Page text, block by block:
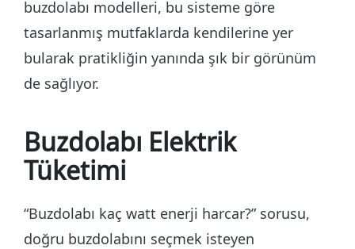
buzdolabı modelleri, bu sisteme göre
tasarlanmış mutfaklarda kendilerine yer
bularak pratikliğin yanında şık bir görünüm
de sağlıyor.
Buzdolabı Elektrik
Tüketimi
“Buzdolabı kaç watt enerji harcar?” sorusu,
doğru buzdolabını seçmek isteyen